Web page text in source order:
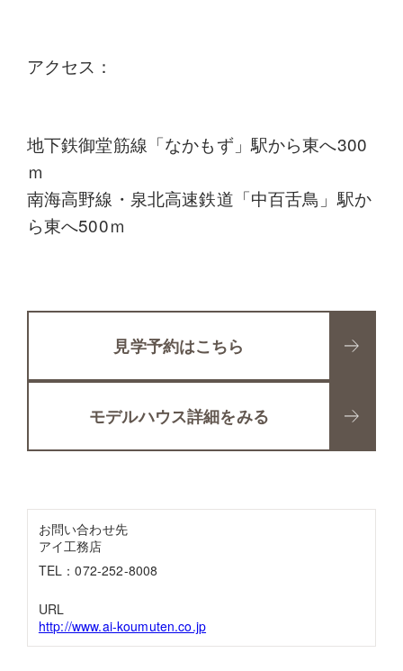
アクセス：
地下鉄御堂筋線「なかもず」駅から東へ300
ｍ
南海高野線・泉北高速鉄道「中百舌鳥」駅か
ら東へ500ｍ
見学予約はこちら
モデルハウス詳細をみる
お問い合わせ先
アイ工務店
TEL：072-252-8008
URL
http://www.ai-koumuten.co.jp